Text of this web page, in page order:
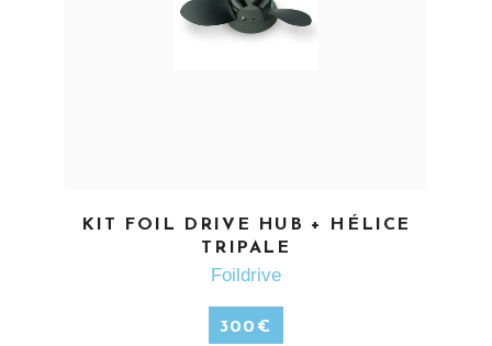
EN SAVOIR PLUS
KIT FOIL DRIVE HUB + HÉLICE
TRIPALE
Foildrive
300 €